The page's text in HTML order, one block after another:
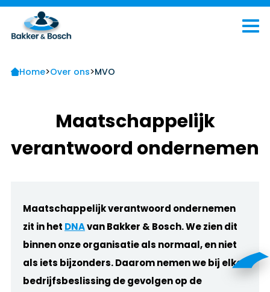
Home>Over ons>MVO
Maatschappelijk
verantwoord ondernemen
Maatschappelijk verantwoord ondernemen
zit in het DNAvan Bakker & Bosch. We zien dit
binnen onze organisatie als normaal, en niet
als iets bijzonders. Daarom nemen we bij elke
bedrijfsbeslissing de gevolgen op de